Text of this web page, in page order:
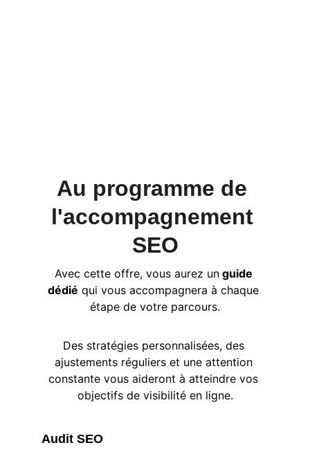
Au programme de
l'accompagnement
SEO
Avec cette offre, vous aurez un guide
dédié qui vous accompagnera à chaque
étape de votre parcours.
Des stratégies personnalisées, des
ajustements réguliers et une attention
constante vous aideront à atteindre vos
objectifs de visibilité en ligne.
Audit SEO